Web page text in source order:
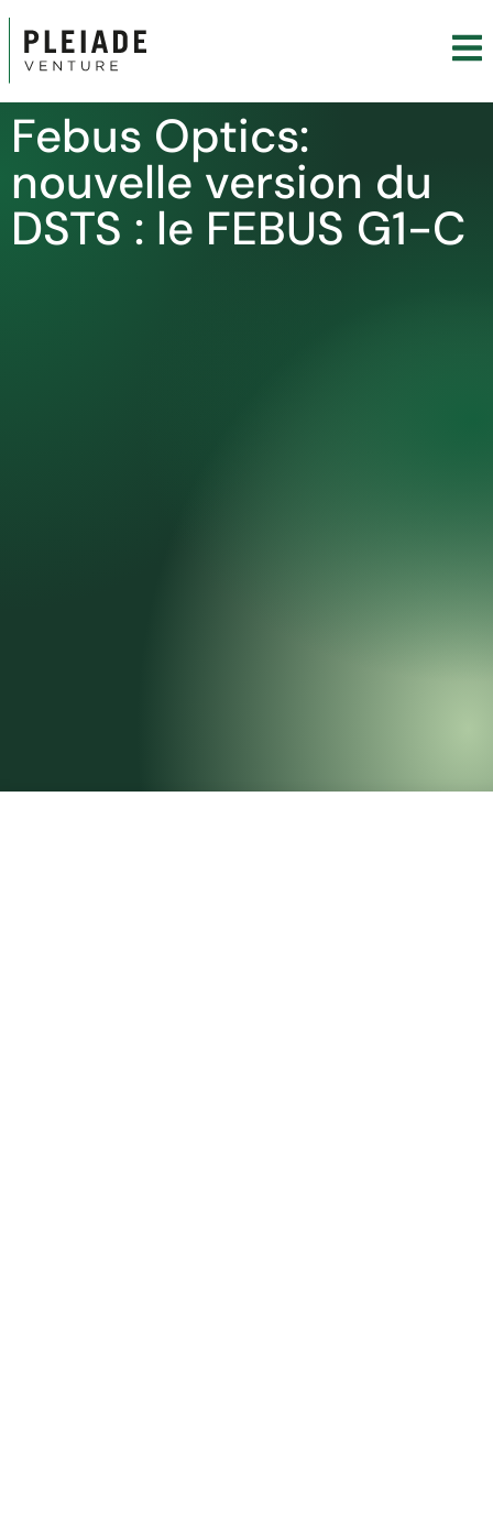
Febus Optics:
nouvelle version du
DSTS : le FEBUS G1-C